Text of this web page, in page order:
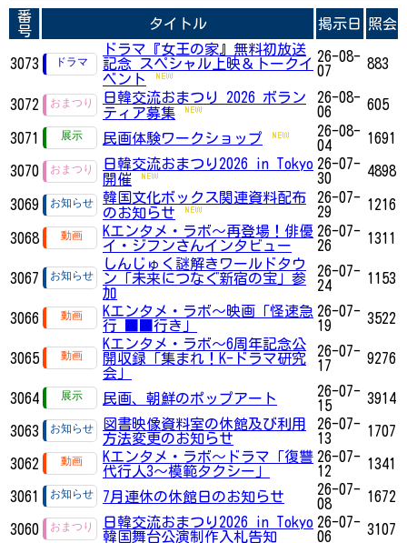
番
号
タイトル 掲示日 照会
3073
ドラマ『女王の家』無料初放送
記念 スペシャル上映＆トークイ
ベント
26-08-
07
883
3072
日韓交流おまつり 2026 ボラン
ティア募集
26-08-
06
605
3071 民画体験ワークショップ
26-08-
04
1691
3070
日韓交流おまつり2026 in Tokyo
開催
26-07-
30
4898
3069
韓国文化ボックス関連資料配布
のお知らせ
26-07-
29
1216
3068
Kエンタメ・ラボ～再登場！俳優
イ・ジフンさんインタビュー
26-07-
26
1311
3067
しんじゅく謎解きワールドタウ
ン「未来につなぐ新宿の宝」参
加
26-07-
24
1153
3066
Kエンタメ・ラボ～映画「怪速急
行 ■■行き」
26-07-
19
3522
3065
Kエンタメ・ラボ～6周年記念公
開収録「集まれ！K-ドラマ研究
会」
26-07-
17
9276
3064 民画、朝鮮のポップアート
26-07-
15
3914
3063
図書映像資料室の休館及び利用
方法変更のお知らせ
26-07-
13
1707
3062
Kエンタメ・ラボ～ドラマ「復讐
代行人3～模範タクシー」
26-07-
12
1341
3061 7月連休の休館日のお知らせ
26-07-
08
1672
3060
日韓交流おまつり2026 in Tokyo
韓国舞台公演制作入札告知
26-07-
06
3107